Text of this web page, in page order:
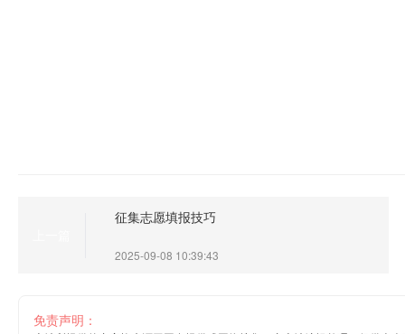
征集志愿填报技巧
2025-09-08 10:39:43
免责声明：